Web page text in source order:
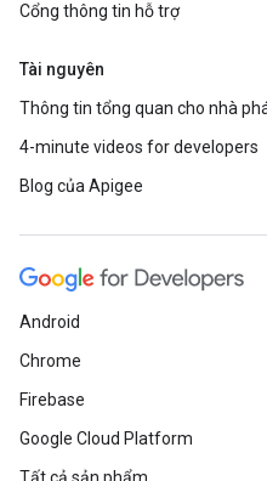
Cổng thông tin hỗ trợ
Tài nguyên
Thông tin tổng quan cho nhà
4-minute videos for developers
Blog của Apigee
Android
Chrome
Firebase
Google Cloud Platform